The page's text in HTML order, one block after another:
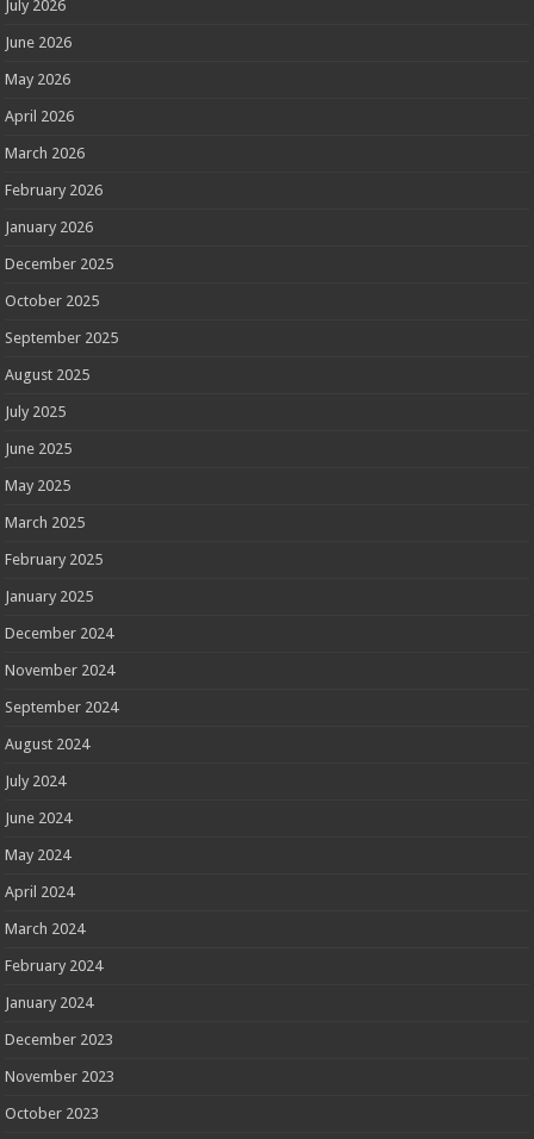
July 2026
June 2026
May 2026
April 2026
March 2026
February 2026
January 2026
December 2025
October 2025
September 2025
August 2025
July 2025
June 2025
May 2025
March 2025
February 2025
January 2025
December 2024
November 2024
September 2024
August 2024
July 2024
June 2024
May 2024
April 2024
March 2024
February 2024
January 2024
December 2023
November 2023
October 2023